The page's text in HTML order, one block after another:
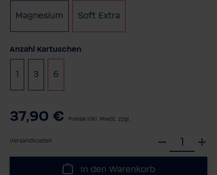
Magnesium Soft Extra
Anzahl Kartuschen
1 3 6
37,90 € Preise inkl. MwSt. zzgl.
Versandkosten
W
In den Warenkorb